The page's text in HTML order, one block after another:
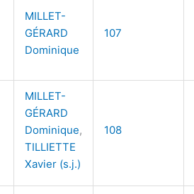
MILLET-
GÉRARD
Dominique
107
MILLET-
GÉRARD
Dominique,
TILLIETTE
Xavier (s.j.)
108